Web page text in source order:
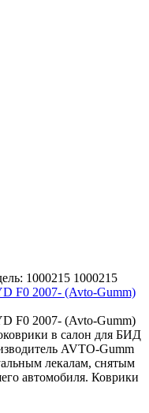
1000215 1000215
F0 2007- (Avto-Gumm)
F0 2007- (Avto-Gumm)
в салон для БИД
AVTO-Gumm
лекалам, снятым
автомобиля. Коврики